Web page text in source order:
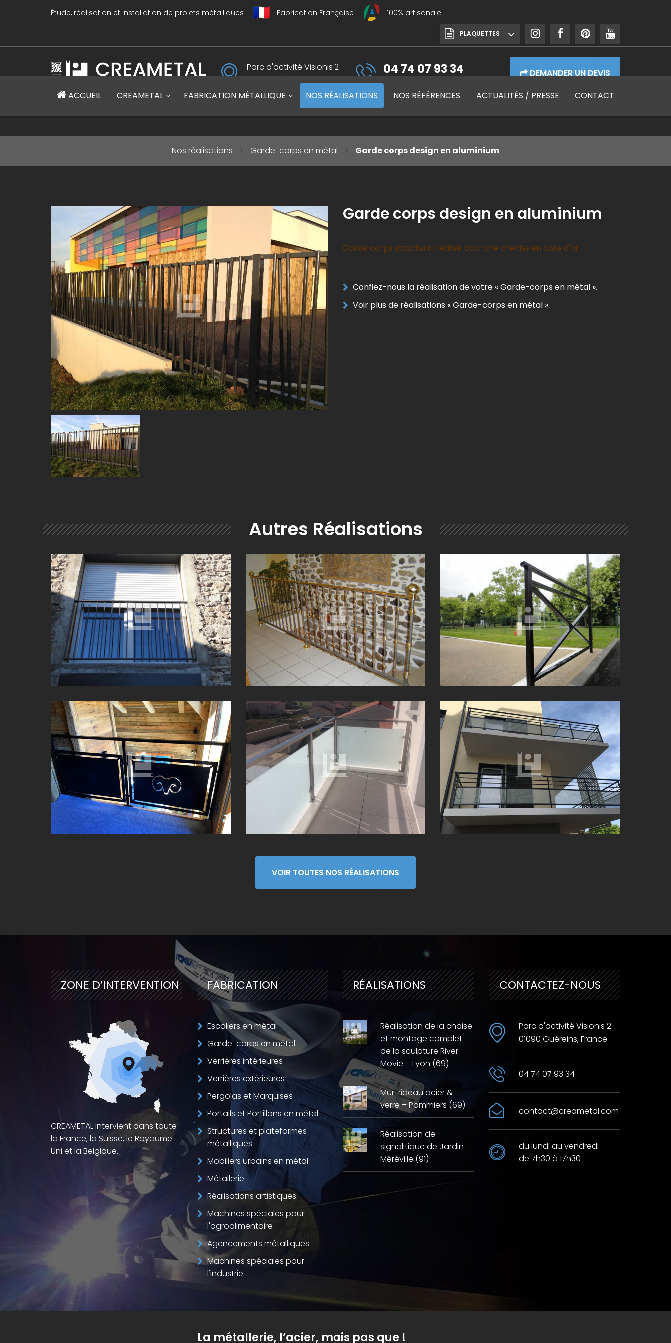
Étude, réalisation et installation de projets métalliques Fabrication Française 100% artisanale
PLAQUETTES
CREAMETAL Création métallique
Parc d'activité Visionis 2
01090 Guéreins, France
04 74 07 93 34
DEMANDER UN DEVIS
ACCUEIL
CREAMETAL FABRICATION MÉTALLIQUE NOS RÉALISATIONS NOS RÉFÉRENCES ACTUALITÉS / PRESSE CONTACT
Nos réalisations Garde-corps en métal Garde corps design en aluminium
Garde corps design en aluminium
Garde corps structural réalisé pour une crèche en côte d'or
Confiez-nous la réalisation de votre « Garde-corps en métal ».
Voir plus de réalisations « Garde-corps en métal ».
Autres Réalisations
APPUI FENÊTRE PROTECTION GARDE CORPS EN ACIER BRUT ROUILLE NATURELLE GARDE CORPS PUBLIC
GARDE-CORPS EN ACIER SUR MESURE À LA CLUSAZ GARDE-CORPS TERRASSE EN INOX À TOUSSIEU (69) GARDE-CORPS TERRASSE SUR MESURE À LA
GENDARMERIE DE BELLEVILLE-EN-BEAUJOLAIS (69)
VOIR TOUTES NOS RÉALISATIONS
ZONE D’INTERVENTION
CREAMETAL intervient dans toute
la France, la Suisse, le Royaume-
Uni et la Belgique.
FABRICATION
Escaliers en métal
Garde-corps en métal
Verrières intérieures
Verrières extérieures
Pergolas et Marquises
Portails et Portillons en métal
Structures et plateformes
métalliques
Mobiliers urbains en métal
Métallerie
Réalisations artistiques
Machines spéciales pour
l'agroalimentaire
Agencements métalliques
Machines spéciales pour
l'industrie
RÉALISATIONS
Réalisation de la chaise
et montage complet
de la sculpture River
Movie – Lyon (69)
Mur-rideau acier &
verre – Pommiers (69)
Réalisation de
signalitique de Jardin –
Méréville (91)
CONTACTEZ-NOUS
Parc d'activité Visionis 2
01090 Guéreins, France
04 74 07 93 34
contact@creametal.com
du lundi au vendredi
de 7h30 à 17h30
La métallerie, l’acier, mais pas que !